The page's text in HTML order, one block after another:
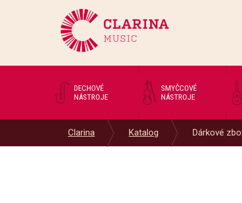
DECHOVÉ
NÁSTROJE
SMYČCOVÉ
NÁSTROJE
Clarina Katalog Dárkové